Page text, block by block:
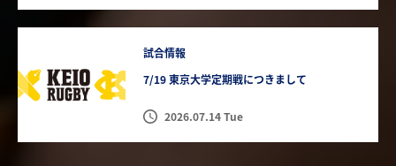
試合情報
7/19 東京大学定期戦につきまして
2026.07.14 Tue